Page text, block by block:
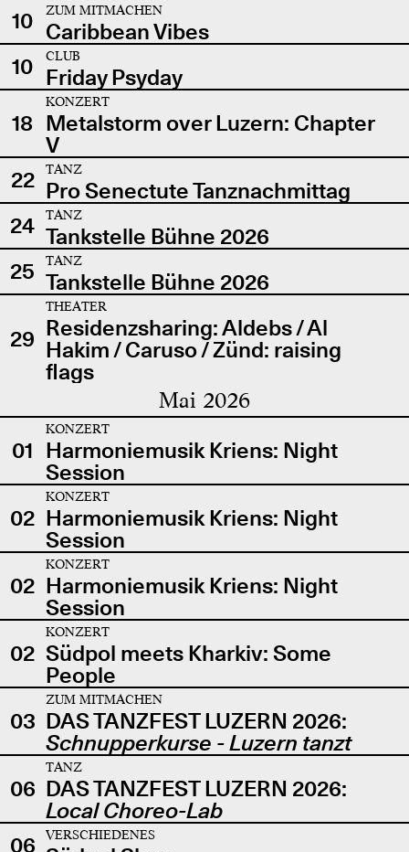
10
ZUM MITMACHEN
Caribbean Vibes
10
CLUB
Friday Psyday
18
KONZERT
Metalstorm over Luzern: Chapter
V
22
TANZ
Pro Senectute Tanznachmittag
24
TANZ
Tankstelle Bühne 2026
25
TANZ
Tankstelle Bühne 2026
29
THEATER
Residenzsharing: Aldebs / Al
Hakim / Caruso / Zünd: raising
flags
Mai 2026
01
KONZERT
Harmoniemusik Kriens: Night
Session
02
KONZERT
Harmoniemusik Kriens: Night
Session
02
KONZERT
Harmoniemusik Kriens: Night
Session
02
KONZERT
Südpol meets Kharkiv: Some
People
03
ZUM MITMACHEN
DAS TANZFEST LUZERN 2026:
Schnupperkurse - Luzern tanzt
06
TANZ
DAS TANZFEST LUZERN 2026:
Local Choreo-Lab
06
VERSCHIEDENES